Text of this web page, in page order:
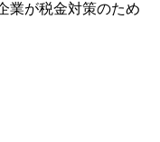
業が税金対策のため